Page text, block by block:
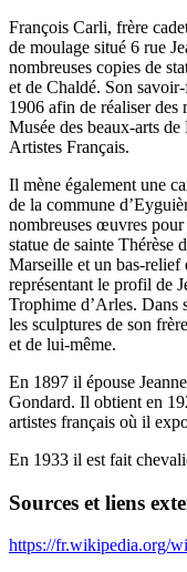
François Carli, frère
de moulage situé 6 rue
nombreuses copies de
et de Chaldé. Son
1906 afin de réaliser des
Musée des beaux-arts
Artistes Français.
Il mène également une
de la commune
nombreuses œuvres
statue de sainte Thérèse
Marseille et un bas-relief
représentant le profil de
Trophime d’Arles. Dans
les sculptures de son
et de lui-même.
En 1897 il épouse
Gondard. Il obtient en
artistes français où il
En 1933 il est fait
Sources et liens
https://fr.wikipedia.org/